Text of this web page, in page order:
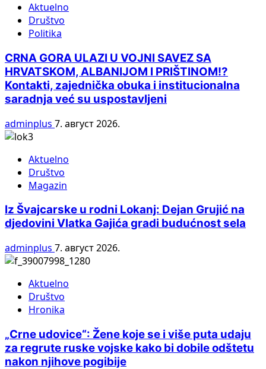
Aktuelno
Društvo
Politika
CRNA GORA ULAZI U VOJNI SAVEZ SA
HRVATSKOM, ALBANIJOM I PRIŠTINOM!?
Kontakti, zajednička obuka i institucionalna
saradnja već su uspostavljeni
adminplus 7. август 2026.
Aktuelno
Društvo
Magazin
Iz Švajcarske u rodni Lokanj: Dejan Grujić na
djedovini Vlatka Gajića gradi budućnost sela
adminplus 7. август 2026.
Aktuelno
Društvo
Hronika
„Crne udovice“: Žene koje se i više puta udaju
za regrute ruske vojske kako bi dobile odštetu
nakon njihove pogibije